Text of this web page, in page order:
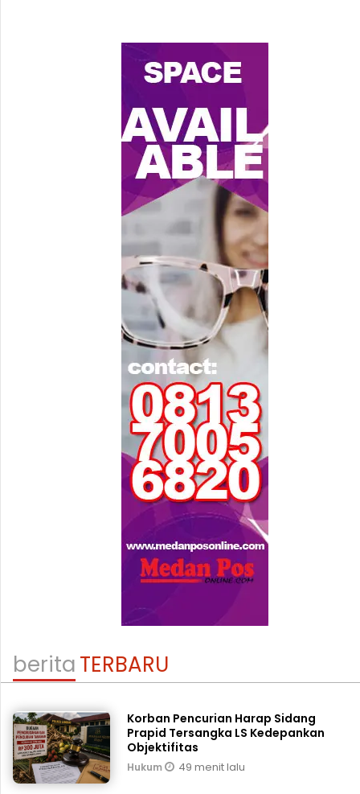
beritaTERBARU
Korban Pencurian Harap Sidang
Prapid Tersangka LS Kedepankan
Objektifitas
Hukum 49 menit lalu